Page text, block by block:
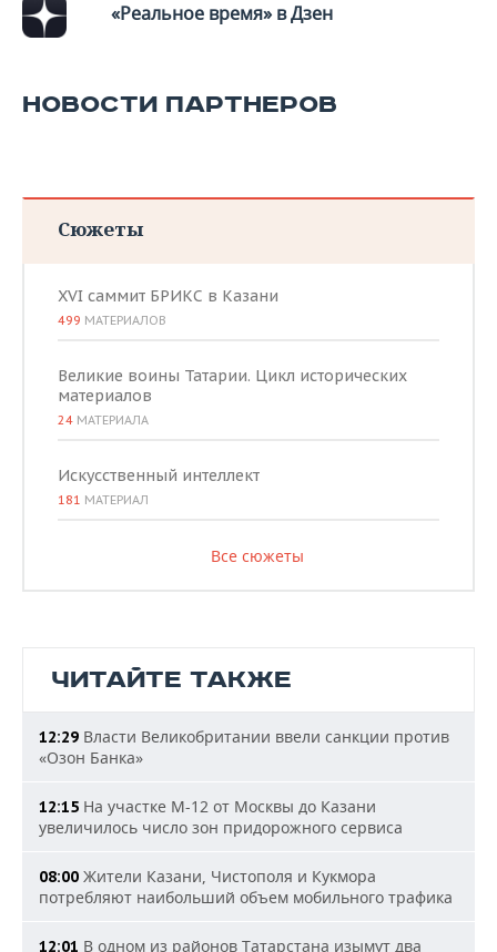
ХОККЕЙ С МЯЧОМ
ПРОИСШЕСТВИЯ«Реальное время» в Дзен
НОВОСТИ ПАРТНЕРОВ
Сюжеты
XVI саммит БРИКС в Казани
499 МАТЕРИАЛОВ
Великие воины Татарии. Цикл исторических
материалов
24 МАТЕРИАЛА
Искусственный интеллект
181 МАТЕРИАЛ
Все сюжеты
ЧИТАЙТЕ ТАКЖЕ
12:29 Власти Великобритании ввели санкции против
«Озон Банка»
12:15 На участке М-12 от Москвы до Казани
увеличилось число зон придорожного сервиса
08:00 Жители Казани, Чистополя и Кукмора
потребляют наибольший объем мобильного трафика
12:01 В одном из районов Татарстана изымут два